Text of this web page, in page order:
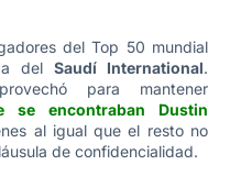
del Top 50 mundial
del Saudí International.
para mantener
se encontraban Dustin
al igual que el resto no
de confidencialidad.